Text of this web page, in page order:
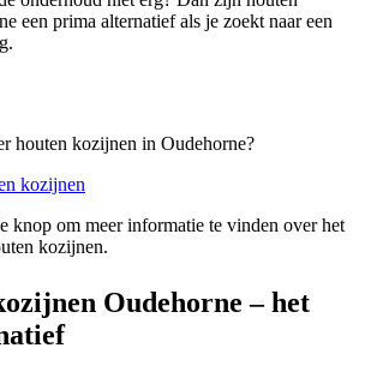
een prima alternatief als je zoekt naar een
houten kozijnen in Oudehorne?
kozijnen
knop om meer informatie te vinden over het
kozijnen.
Oudehorne – het